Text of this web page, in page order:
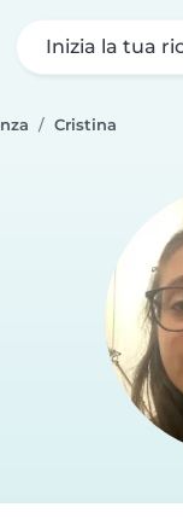
Inizia la tua
Cristina